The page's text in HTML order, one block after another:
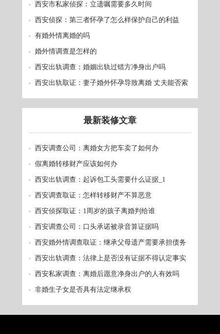
西安市私家侦探：立遗嘱需要多久时间
西安侦探：第三者怀孕了怎么样保护自己的利益
有婚外情离婚的吗
婚外情调查是怎样的
西安出轨调查：婚姻出轨过错方净身出户吗
西安出轨取证：妻子婚外怀孕导致离婚 丈夫能否索
赔？
最新装修文章
西安调查公司：离婚女方把车卖了如何办
假离婚转移财产应该如何办
西安出轨调查：起诉包工头需要什么证据_1
西安调查取证：怎样转移财产不算恶意
西安侦探取证：1周岁的孩子离婚判给谁
西安调查公司：口头承诺被录音算证据吗
西安婚外情调查取证：继承父母遗产需要承担债务
吗
西安出轨调查：法律上是否没有证据不得认定事实
西安私家调查：离婚后愿意净身出户的人有效吗
非婚生子女是否具有法定继承权